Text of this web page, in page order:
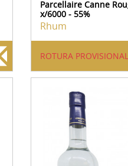
Parcellaire Canne
x/6000 - 55%
Rhum
ROTURA PROVISIONAL